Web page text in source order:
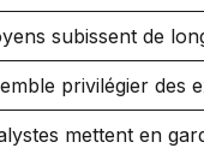
subissent de
privilégier des
mettent en